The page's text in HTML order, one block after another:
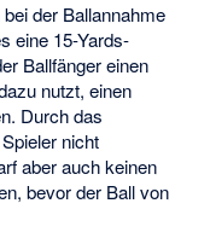
bei der Ballannahme
eine 15-Yards-
Ballfänger einen
nutzt, einen
Durch das
nicht
aber auch keinen
bevor der Ball von